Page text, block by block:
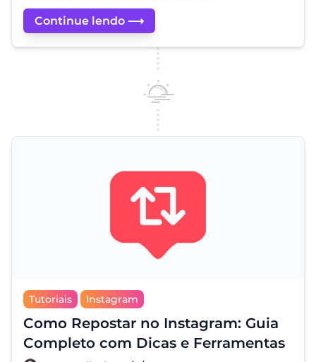
Continue lendo ⟶
Tutoriais Instagram
Como Repostar no Instagram: Guia
Completo com Dicas e Ferramentas